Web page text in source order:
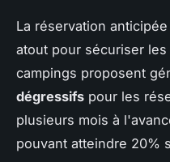
La réservation
atout pour sécuriser
campings proposent
dégressifs pour les
plusieurs mois à
pouvant atteindre 20%